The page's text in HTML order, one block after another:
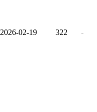
2026-02-19 322 -